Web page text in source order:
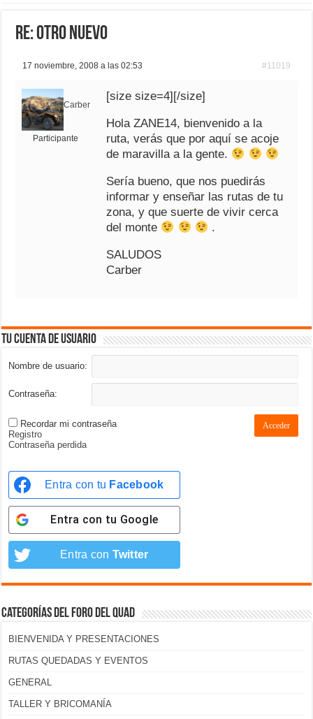
Re: OTRO NUEVO
17 noviembre, 2008 a las 02:53 #11019
Carber
Participante
[size size=4][/size]
Hola ZANE14, bienvenido a la
ruta, verás que por aquí se acoje
de maravilla a la gente.
Sería bueno, que nos puedirás
informar y enseñar las rutas de tu
zona, y que suerte de vivir cerca
del monte
.
SALUDOS
Carber
Tu cuenta de usuario
Nombre de usuario:
Contraseña:
Recordar mi contraseña Acceder
Registro
Contraseña perdida
Entra con tu Facebook
Entra con tu Google
Entra con Twitter
Categorías del foro del Quad
BIENVENIDA Y PRESENTACIONES
RUTAS QUEDADAS Y EVENTOS
GENERAL
TALLER Y BRICOMANÍA